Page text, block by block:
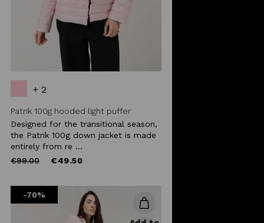
+ 2
Patrik 100g hooded light puffer
Designed for the transitional season,
the Patrik 100g down jacket is made
entirely from re ...
Price
€99.00to €49.50
-70%